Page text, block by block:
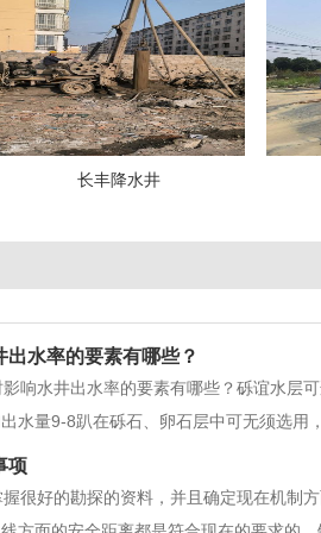
长丰降水井
水率的要素有哪些？
水井出水率的要素有哪些？砾谊水层
水量9-8趴在砾石、卵石层中可无须选用
不能在砍掺逐时经过砂砾组g5休的孔隙
项
好的勘探的资料，并且确定现在机制